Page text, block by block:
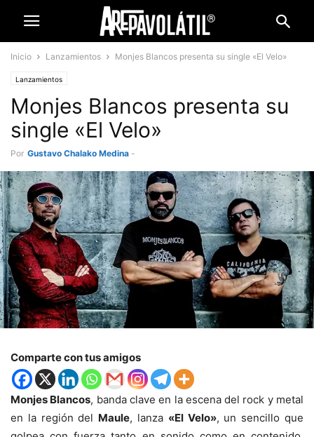
Inicio Lanzamientos Monjes Blancos presenta su single «El Velo»
Lanzamientos
Monjes Blancos presenta su
single «El Velo»
Por Gustavo Chalako Medina -
Comparte con tus amigos
Monjes Blancos, banda clave en la escena del rock y metal
en la región del Maule, lanza «El Velo», un sencillo que